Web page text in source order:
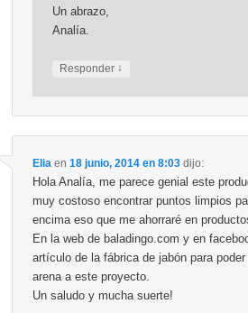
Un abrazo,
Analía.
Responder ↓
Eliaen 18 junio, 2014 en 8:03 dijo:
Hola Analía, me parece genial este
muy costoso encontrar puntos limpios
encima eso que me ahorraré en
En la web de baladingo.com y en
artículo de la fábrica de jabón para
arena a este proyecto.
Un saludo y mucha suerte!